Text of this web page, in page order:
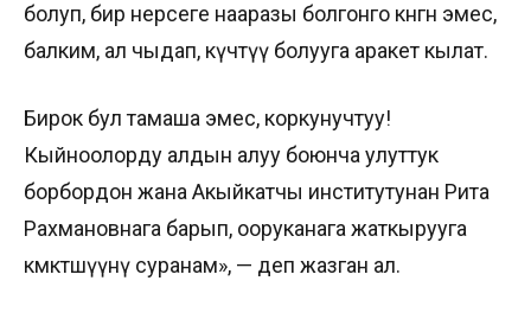
болуп, бир нерсеге нааразы болгонго көнгөн эмес,
балким, ал чыдап, күчтүү болууга аракет кылат.
Бирок бул тамаша эмес, коркунучтуу!
Кыйноолорду алдын алуу боюнча улуттук
борбордон жана Акыйкатчы институтунан Рита
Рахмановнага барып, ооруканага жаткырууга
көмөктөшүүнү суранам», — деп жазган ал.